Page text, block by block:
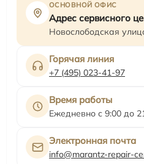
ОСНОВНОЙ ОФИС
Адрес сервисного
Новослободская
Горячая линия
+7 (495) 023-41-97
Время работы
Ежедневно с 9:00 до
Электронная почта
info@marantz-repair-